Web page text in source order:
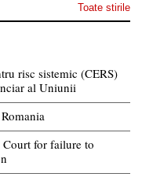
Toate stirile
risc sistemic (CERS)
al Uniunii
Court for failure to